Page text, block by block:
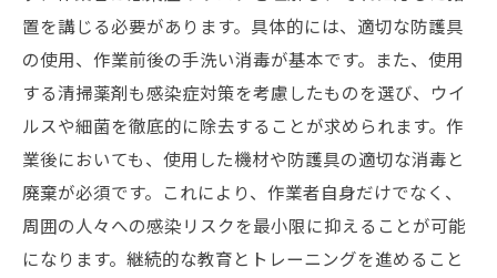
置を講じる必要があります。具体的には、適切な防護具
の使用、作業前後の手洗い消毒が基本です。また、使用
する清掃薬剤も感染症対策を考慮したものを選び、ウイ
ルスや細菌を徹底的に除去することが求められます。作
業後においても、使用した機材や防護具の適切な消毒と
廃棄が必須です。これにより、作業者自身だけでなく、
周囲の人々への感染リスクを最小限に抑えることが可能
になります。継続的な教育とトレーニングを進めること